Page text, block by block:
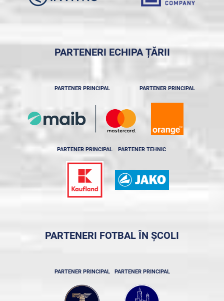
PARTENERI ECHIPA ȚĂRII
PARTENER PRINCIPAL PARTENER PRINCIPAL
PARTENER PRINCIPAL PARTENER TEHNIC
PARTENERI FOTBAL ÎN ȘCOLI
PARTENER PRINCIPAL PARTENER PRINCIPAL